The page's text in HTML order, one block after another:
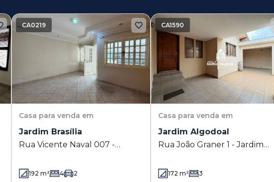
CA0219
Casa para venda em
Jardim Brasília
Rua Vicente Naval 007 -
192 m² 4 2
CA1590
Casa para venda em
Jardim Algodoal
Rua João Graner 1 - Jardim
172 m² 3